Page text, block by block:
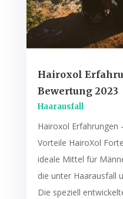
Hairoxol
Bewertung 2023
Haarausfall
Hairoxol Erfahrungen
Vorteile HairoXol
ideale Mittel für
die unter Haarausfall
Die speziell